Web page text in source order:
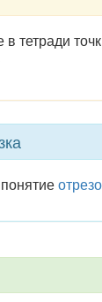
в тетради